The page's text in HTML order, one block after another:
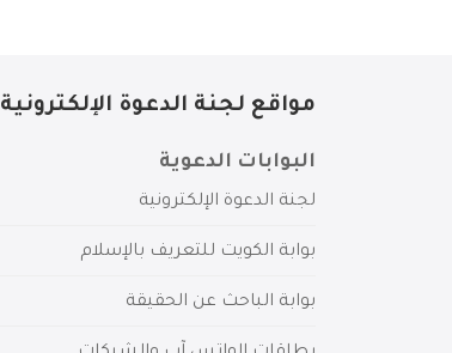
مواقع لجنة الدعوة الإلكترونية
البوابات الدعوية
لجنة الدعوة الإلكترونية
بوابة الكويت للتعريف بالإسلام
بوابة الباحث عن الحقيقة